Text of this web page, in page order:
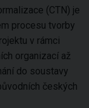
(CTN) je
procesu tvorby
v rámci
organizací až
do soustavy
českých